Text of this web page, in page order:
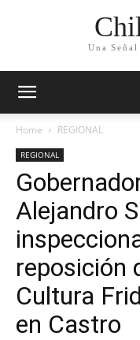
Una
Home REGIONAL
REGIONAL
Alejandro
reposición
Cultura
en Castro